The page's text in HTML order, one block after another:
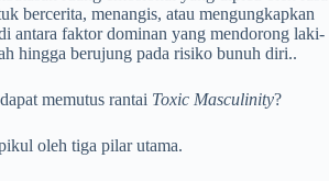
bercerita, menangis, atau mengungkapkan
antara faktor dominan yang mendorong laki-
hingga berujung pada risiko bunuh diri..
memutus rantai Toxic Masculinity?
oleh tiga pilar utama.